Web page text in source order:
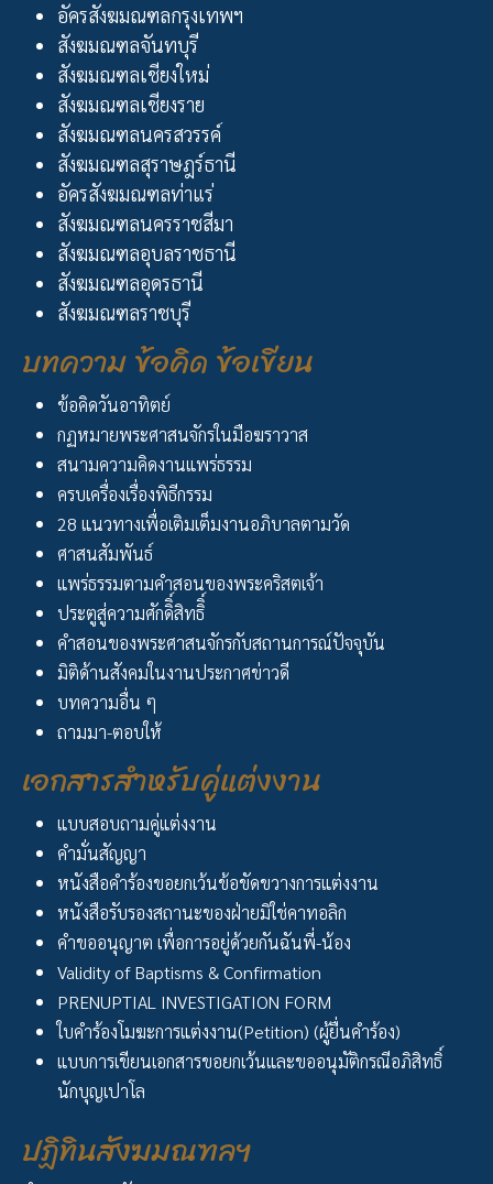
อัครสังฆมณฑลกรุงเทพฯ
สังฆมณฑลจันทบุรี
สังฆมณฑลเชียงใหม่
สังฆมณฑลเชียงราย
สังฆมณฑลนครสวรรค์
สังฆมณฑลสุราษฎร์ธานี
อัครสังฆมณฑลท่าแร่
สังฆมณฑลนครราชสีมา
สังฆมณฑลอุบลราชธานี
สังฆมณฑลอุดรธานี
สังฆมณฑลราชบุรี
บทความ ข้อคิด ข้อเขียน
ข้อคิดวันอาทิตย์
กฏหมายพระศาสนจักรในมือฆราวาส
สนามความคิดงานแพร่ธรรม
ครบเครื่องเรื่องพิธีกรรม
28 แนวทางเพื่อเติมเต็มงานอภิบาลตามวัด
ศาสนสัมพันธ์
แพร่ธรรมตามคำสอนของพระคริสตเจ้า
ประตูสู่ความศักดิิ์สิทธิิ์
คำสอนของพระศาสนจักรกับสถานการณ์ปัจจุบัน
มิติด้านสังคมในงานประกาศข่าวดี
บทความอื่น ๆ
ถามมา-ตอบให้
เอกสารสำหรับคู่แต่งงาน
แบบสอบถามคู่แต่งงาน
คำมั่นสัญญา
หนังสือคำร้องขอยกเว้นข้อขัดขวางการแต่งงาน
หนังสือรับรองสถานะของฝ่ายมิใช่คาทอลิก
คำขออนุญาต เพื่อการอยู่ด้วยกันฉันพี่-น้อง
Validity of Baptisms & Confirmation
PRENUPTIAL INVESTIGATION FORM
ใบคำร้องโมฆะการแต่งงาน(Petition) (ผู้ยื่นคำร้อง)
แบบการเขียนเอกสารขอยกเว้นและขออนุมัติกรณีอภิสิทธิ์
นักบุญเปาโล
ปฏิทินสังฆมณฑลฯ